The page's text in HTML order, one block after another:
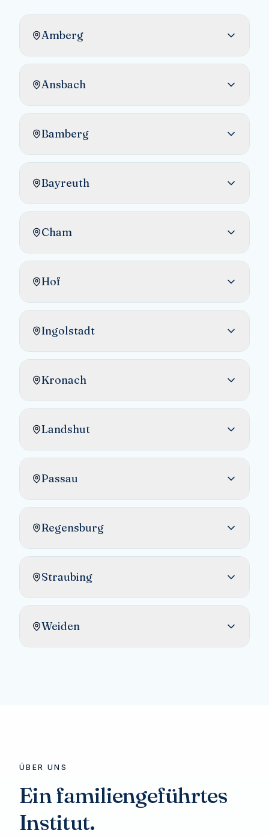
Amberg
Ansbach
Bamberg
Bayreuth
Cham
Hof
Ingolstadt
Kronach
Landshut
Passau
Regensburg
Straubing
Weiden
ÜBER UNS
Ein familiengeführtes
Institut.